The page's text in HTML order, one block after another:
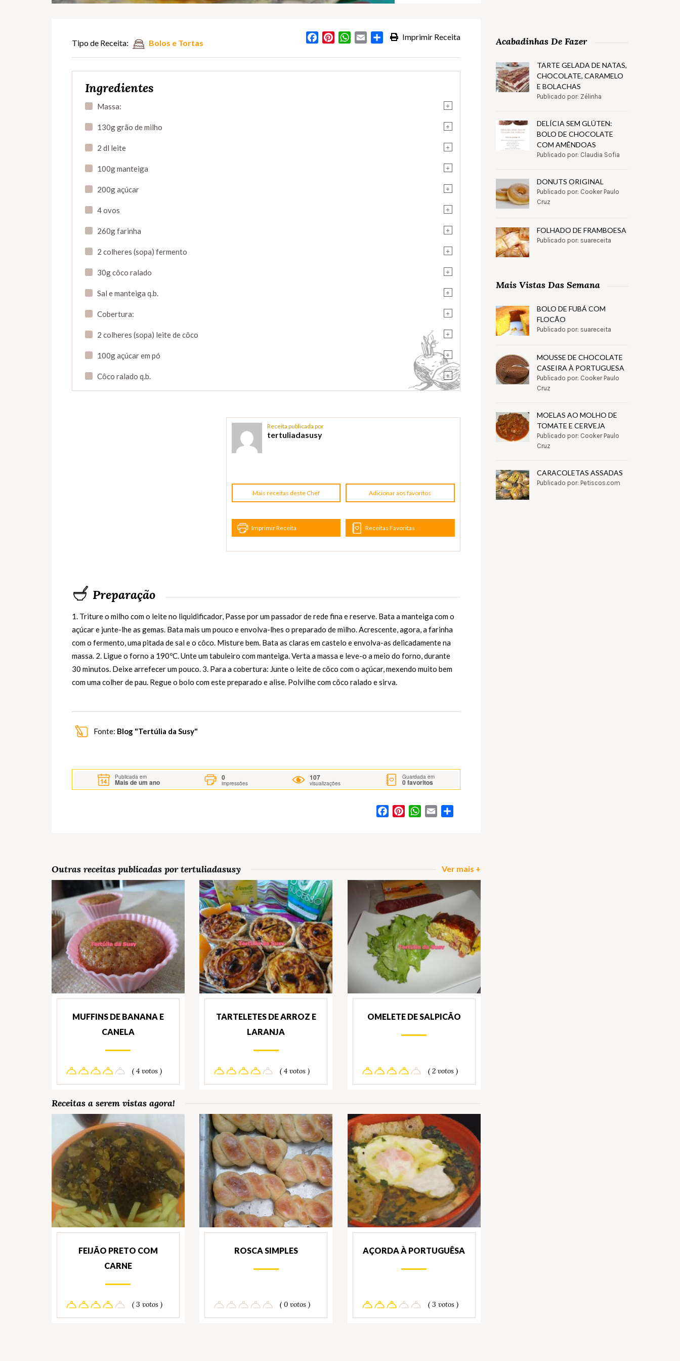
Imprimir Receita
FacebookPinterestWhatsApp
Email Partilhar
Tipo de Receita: Bolos e Tortas
Ingredientes
+
Massa:
+
130g grão de milho
+
2 dl leite
+
100g manteiga
+
200g açúcar
+
4 ovos
+
260g farinha
+
2 colheres (sopa) fermento
+
30g côco ralado
+
Sal e manteiga q.b.
+
Cobertura:
+
2 colheres (sopa) leite de côco
+
100g açúcar em pó
+
Côco ralado q.b.
Receita publicada por
tertuliadasusy
Mais receitas deste Chef Adicionar aos favoritos
Imprimir Receita Receitas Favoritas
Preparação
1. Triture o milho com o leite no liquidificador, Passe por um passador de rede fina e reserve. Bata a manteiga com o
açúcar e junte-lhe as gemas. Bata mais um pouco e envolva-lhes o preparado de milho. Acrescente, agora, a farinha
com o fermento, uma pitada de sal e o côco. Misture bem. Bata as claras em castelo e envolva-as delicadamente na
massa. 2. Ligue o forno a 190ºC. Unte um tabuleiro com manteiga. Verta a massa e leve-o a meio do forno, durante
30 minutos. Deixe arrefecer um pouco. 3. Para a cobertura: Junte o leite de côco com o açúcar, mexendo muito bem
com uma colher de pau. Regue o bolo com este preparado e alise. Polvilhe com côco ralado e sirva.
Fonte: Blog "Tertúlia da Susy"
Publicada em
Mais de um ano
0
impressões
107
visualizações
Guardada em
0favoritos
FacebookPinterestWhatsApp
Email
Outras receitas publicadas por tertuliadasusy Ver mais +
MUFFINS DE BANANA E
CANELA
( 4 votos )
TARTELETES DE ARROZ E
LARANJA
( 4 votos )
OMELETE DE SALPICÃO
( 2 votos )
Receitas a serem vistas agora!
FEIJÃO PRETO COM
CARNE
( 3 votos )
ROSCA SIMPLES
( 0 votos )
AÇORDA À PORTUGUÊSA
( 3 votos )
Acabadinhas De Fazer
TARTE GELADA DE NATAS,
CHOCOLATE, CARAMELO
E BOLACHAS
Publicado por: Zélinha
DELÍCIA SEM GLÚTEN:
BOLO DE CHOCOLATE
COM AMÊNDOAS
Publicado por: Claudia Sofia
DONUTS ORIGINAL
Publicado por: Cooker Paulo
Cruz
FOLHADO DE FRAMBOESA
Publicado por: suareceita
Mais Vistas Das Semana
BOLO DE FUBÁ COM
FLOCÃO
Publicado por: suareceita
MOUSSE DE CHOCOLATE
CASEIRA À PORTUGUESA
Publicado por: Cooker Paulo
Cruz
MOELAS AO MOLHO DE
TOMATE E CERVEJA
Publicado por: Cooker Paulo
Cruz
CARACOLETAS ASSADAS
Publicado por: Petiscos.com